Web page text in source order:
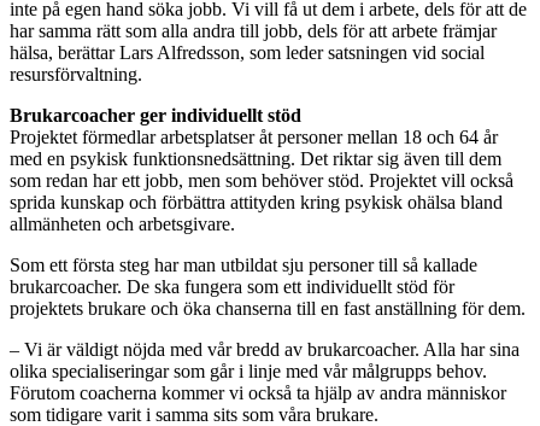
inte på egen hand söka jobb. Vi vill få ut dem i arbete, dels för att de
har samma rätt som alla andra till jobb, dels för att arbete främjar
hälsa, berättar Lars Alfredsson, som leder satsningen vid social
resursförvaltning.
Brukarcoacher ger individuellt stöd
Projektet förmedlar arbetsplatser åt personer mellan 18 och 64 år
med en psykisk funktionsnedsättning. Det riktar sig även till dem
som redan har ett jobb, men som behöver stöd. Projektet vill också
sprida kunskap och förbättra attityden kring psykisk ohälsa bland
allmänheten och arbetsgivare.
Som ett första steg har man utbildat sju personer till så kallade
brukarcoacher. De ska fungera som ett individuellt stöd för
projektets brukare och öka chanserna till en fast anställning för dem.
– Vi är väldigt nöjda med vår bredd av brukarcoacher. Alla har sina
olika specialiseringar som går i linje med vår målgrupps behov.
Förutom coacherna kommer vi också ta hjälp av andra människor
som tidigare varit i samma sits som våra brukare.